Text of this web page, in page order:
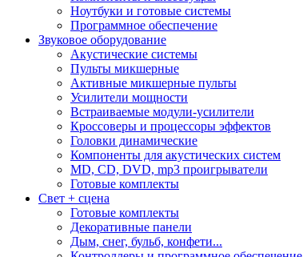
Ноутбуки и готовые системы
Программное обеспечение
Звуковое оборудование
Акустические системы
Пульты микшерные
Активные микшерные пульты
Усилители мощности
Встраиваемые модули-усилители
Кроссоверы и процессоры эффектов
Головки динамические
Компоненты для акустических систем
MD, CD, DVD, mp3 проигрыватели
Готовые комплекты
Свет + сцена
Готовые комплекты
Декоративные панели
Дым, снег, бульб, конфети...